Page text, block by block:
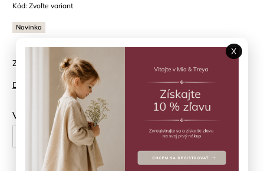
Kód: Zvoľte variant
Novinka
Zavinovacie body Pure Cashmere Fixoni
Detailné informácie
Veľkosť
62 cm 74 cm
X